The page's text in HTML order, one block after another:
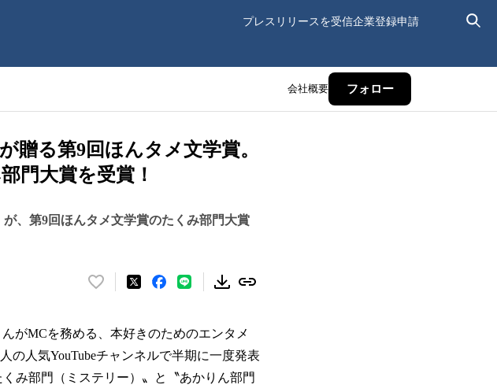
プレスリリースを受信企業登録申請
会社概要 フォロー
贈る第9回ほんタメ文学賞。
門大賞を受賞！
、第9回ほんタメ文学賞のたくみ部門大賞
い
！
数
を
がMCを務める、本好きのためのエンタメ
の人気YouTubeチャンネルで半期に一度発表
み部門（ミステリー）〟と〝あかりん部門